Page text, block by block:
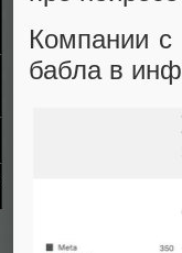
Компании
бабла в